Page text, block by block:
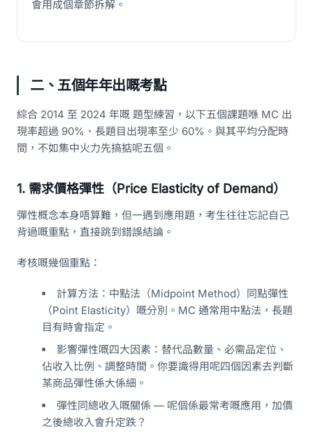
會用成個章節拆解。
二、五個年年出嘅考點
綜合 2014 至 2024 年嘅 題型練習，以下五個課題喺 MC 出
現率超過 90%、長題目出現率至少 60%。與其平均分配時
間，不如集中火力先搞掂呢五個。
1. 需求價格彈性（Price Elasticity of Demand）
彈性概念本身唔算難，但一遇到應用題，考生往往忘記自己
背過嘅重點，直接跳到錯誤結論。
考核嘅幾個重點：
計算方法：中點法（Midpoint Method）同點彈性
（Point Elasticity）嘅分別。MC 通常用中點法，長題
目有時會指定。
影響彈性嘅四大因素：替代品數量、必需品定位、
佔收入比例、調整時間。你要識得用呢四個因素去判斷
某商品彈性係大係細。
彈性同總收入嘅關係 — 呢個係最常考嘅應用，加價
之後總收入會升定跌？